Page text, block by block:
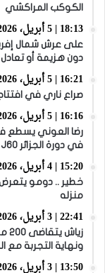
الكوكب المراكشي
18:13 | 5 أبريل، 2026
دون هزيمة أو تعادل
16:21 | 5 أبريل، 2026
صراع ناري في
16:16 | 5 أبريل، 2026
رضا العوني يسطع
في دورة الجزائر J60
15:20 | 4 أبريل، 2026
خطير .. دومو يتعرض
منزله
22:41 | 3 أبريل، 2026
ونهاية التجربة مع
13:50 | 3 أبريل، 2026